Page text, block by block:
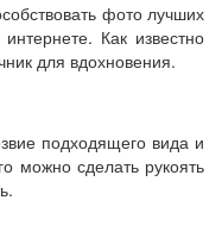
фото лучших
Как известно
для вдохновения.
подходящего вида и
можно сделать рукоять